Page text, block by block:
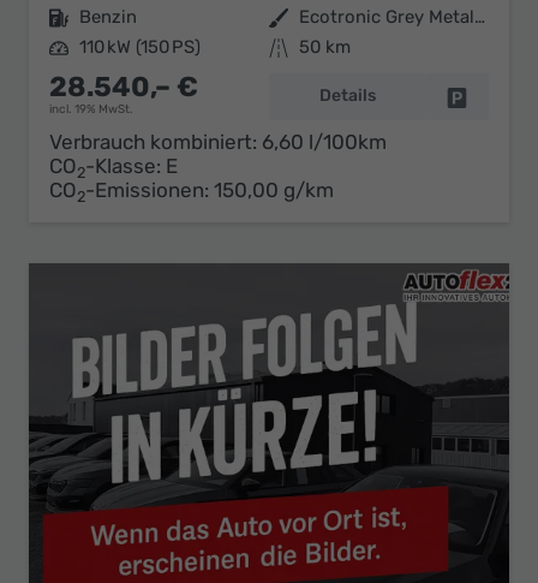
Kraftstoff Benzin Außenfarbe
Ecotronic Grey Metallic
Leistung 110 kW (150 PS) Kilometerstand 50 km
28.540,– €
incl. 19% MwSt.
Details
Verbrauch kombiniert: 6,60 l/100km
CO2-Klasse: E
CO2-Emissionen: 150,00 g/km